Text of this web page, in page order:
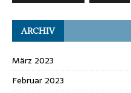
ARCHIV
März 2023
Februar 2023